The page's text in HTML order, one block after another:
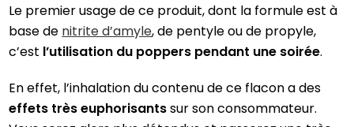
Le premier usage de ce produit, dont la formule est à
base de nitrite d’amyle, de pentyle ou de propyle,
c’est l’utilisation du poppers pendant une soirée.
En effet, l’inhalation du contenu de ce flacon a des
effets très euphorisantssur son consommateur.